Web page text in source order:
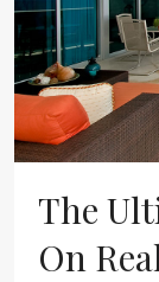
The
On